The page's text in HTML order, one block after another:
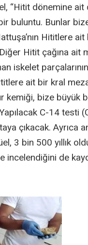
“Hitit dönemine
buluntu. Bunlar
Hititlere
Hitit çağına ait
iskelet
ait bir kral
kemiği, bize
C-14
çıkacak. Ayrıca
3 bin 500 yıllık
incelendiğini de